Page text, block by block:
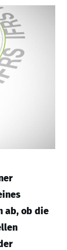
ab, ob die